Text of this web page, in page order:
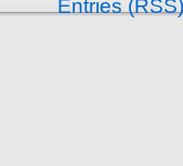
Entries (RSS)